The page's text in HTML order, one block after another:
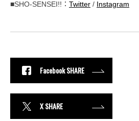
■SHO-SENSEI!!： Twitter / Instagram
Facebook SHARE
X SHARE